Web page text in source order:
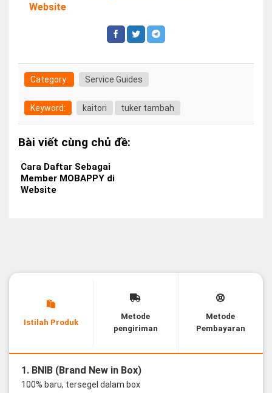
Website
Category: Service Guides
Keyword: kaitori tuker tambah
Bài viết cùng chủ đề:
Cara Daftar Sebagai
Member MOBAPPY di
Website
Istilah Produk
Metode
pengiriman
Metode
Pembayaran
1. BNIB (Brand New in Box)
100% baru, tersegel dalam box